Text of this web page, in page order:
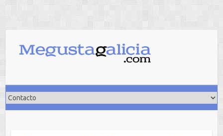
contenido